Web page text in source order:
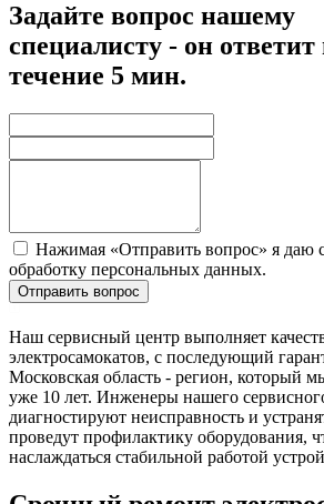
Задайте вопрос нашему
специалисту - он
течение 5 мин.
Нажимая «Отправить вопрос» я даю
обработку персональных данных.
Отправить вопрос
Наш сервисный центр выполняет
электросамокатов, с последующий
Московская область - регион, который
уже 10 лет. Инженеры нашего
диагностируют неисправность и
проведут профилактику оборудования,
наслаждаться стабильной работой